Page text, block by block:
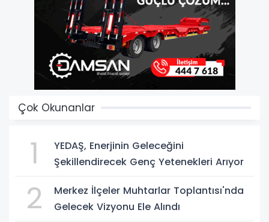
Çok Okunanlar
1
YEDAŞ, Enerjinin Geleceğini
Şekillendirecek Genç Yetenekleri Arıyor
2
Merkez İlçeler Muhtarlar Toplantısı'nda
Gelecek Vizyonu Ele Alındı